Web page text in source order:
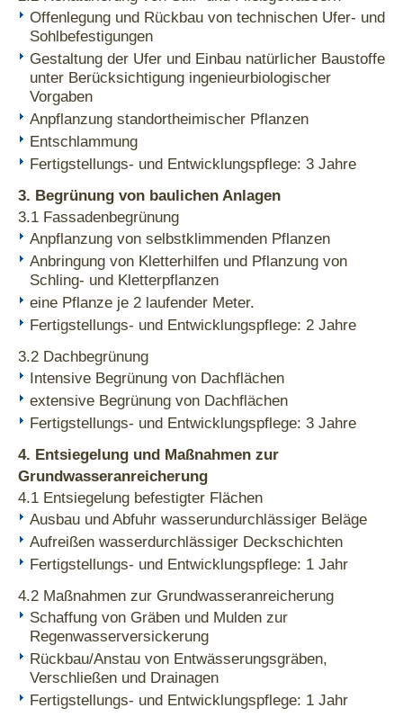
Offenlegung und Rückbau von technischen Ufer- und
Sohlbefestigungen
Gestaltung der Ufer und Einbau natürlicher Baustoffe
unter Berücksichtigung ingenieurbiologischer
Vorgaben
Anpflanzung standortheimischer Pflanzen
Entschlammung
Fertigstellungs- und Entwicklungspflege: 3 Jahre
3. Begrünung von baulichen Anlagen
3.1 Fassadenbegrünung
Anpflanzung von selbstklimmenden Pflanzen
Anbringung von Kletterhilfen und Pflanzung von
Schling- und Kletterpflanzen
eine Pflanze je 2 laufender Meter.
Fertigstellungs- und Entwicklungspflege: 2 Jahre
3.2 Dachbegrünung
Intensive Begrünung von Dachflächen
extensive Begrünung von Dachflächen
Fertigstellungs- und Entwicklungspflege: 3 Jahre
4. Entsiegelung und Maßnahmen zur
Grundwasseranreicherung
4.1 Entsiegelung befestigter Flächen
Ausbau und Abfuhr wasserundurchlässiger Beläge
Aufreißen wasserdurchlässiger Deckschichten
Fertigstellungs- und Entwicklungspflege: 1 Jahr
4.2 Maßnahmen zur Grundwasseranreicherung
Schaffung von Gräben und Mulden zur
Regenwasserversickerung
Rückbau/Anstau von Entwässerungsgräben,
Verschließen und Drainagen
Fertigstellungs- und Entwicklungspflege: 1 Jahr